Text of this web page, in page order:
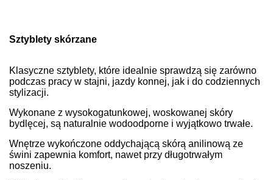
Sztyblety skórzane
Klasyczne sztyblety, które idealnie sprawdzą się zarówno
podczas pracy w stajni, jazdy konnej, jak i do codziennych
stylizacji.
Wykonane z wysokogatunkowej, woskowanej skóry
bydlęcej, są naturalnie wodoodporne i wyjątkowo trwałe.
Wnętrze wykończone oddychającą skórą anilinową ze
świni zapewnia komfort, nawet przy długotrwałym
noszeniu.